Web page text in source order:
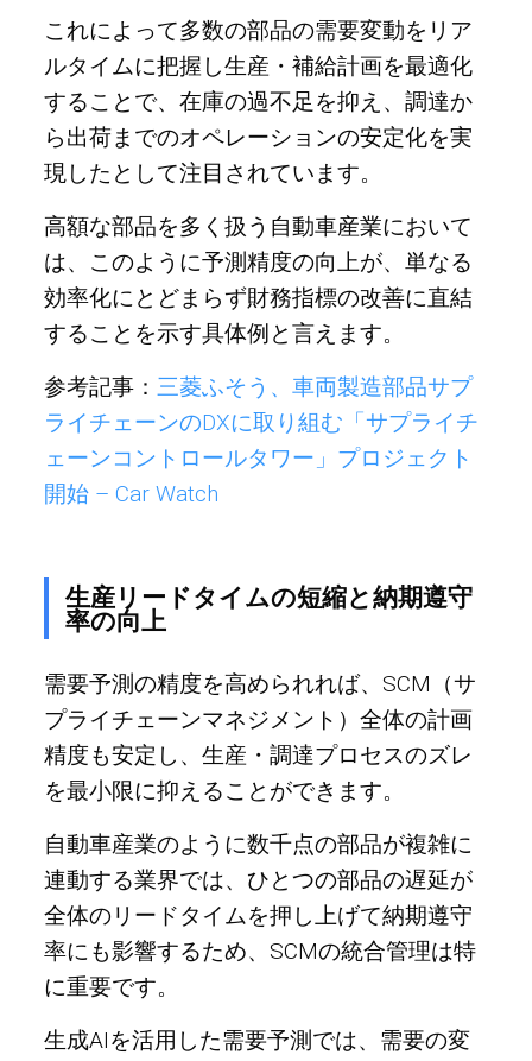
これによって多数の部品の需要変動をリア
ルタイムに把握し生産・補給計画を最適化
することで、在庫の過不足を抑え、調達か
ら出荷までのオペレーションの安定化を実
現したとして注目されています。
高額な部品を多く扱う自動車産業において
は、このように予測精度の向上が、単なる
効率化にとどまらず財務指標の改善に直結
することを示す具体例と言えます。
参考記事： 三菱ふそう、車両製造部品サプ
ライチェーンのDXに取り組む「サプライチ
ェーンコントロールタワー」プロジェクト
開始 – Car Watch
生産リードタイムの短縮と納期遵守
率の向上
需要予測の精度を高められれば、SCM（サ
プライチェーンマネジメント）全体の計画
精度も安定し、生産・調達プロセスのズレ
を最小限に抑えることができます。
自動車産業のように数千点の部品が複雑に
連動する業界では、ひとつの部品の遅延が
全体のリードタイムを押し上げて納期遵守
率にも影響するため、SCMの統合管理は特
に重要です。
生成AIを活用した需要予測では、需要の変